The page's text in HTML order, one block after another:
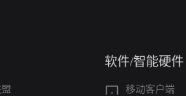
软件/智能硬件
移动客户端